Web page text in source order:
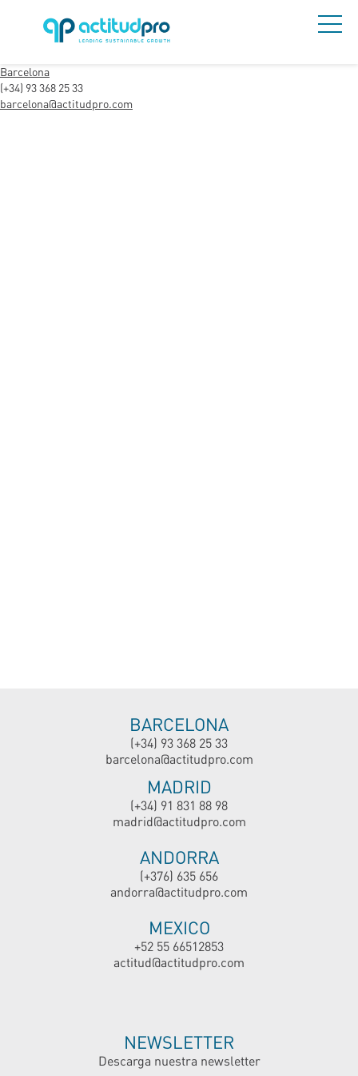
Barcelona
(+34) 93 368 25 33
barcelona@actitudpro.com
BARCELONA
(+34) 93 368 25 33
barcelona@actitudpro.com
MADRID
(+34) 91 831 88 98
madrid@actitudpro.com
ANDORRA
(+376) 635 656
andorra@actitudpro.com
MEXICO
+52 55 66512853
actitud@actitudpro.com
NEWSLETTER
Descarga nuestra newsletter